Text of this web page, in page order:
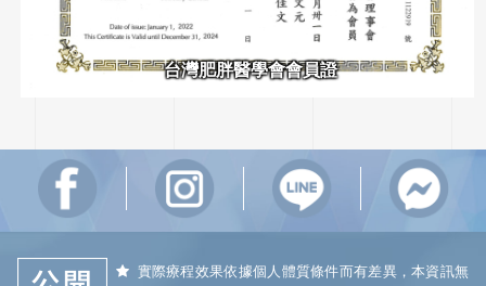
台灣肥胖醫學會會員證
實際療程效果依據個人體質條件而有差異，本資訊無